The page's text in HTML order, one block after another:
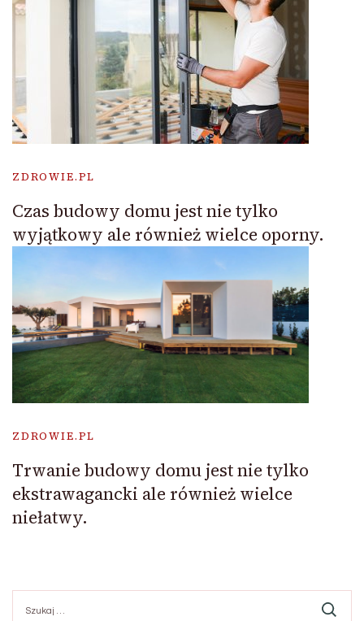
ZDROWIE.PL
Czas budowy domu jest nie tylko
wyjątkowy ale również wielce oporny.
ZDROWIE.PL
Trwanie budowy domu jest nie tylko
ekstrawagancki ale również wielce
niełatwy.